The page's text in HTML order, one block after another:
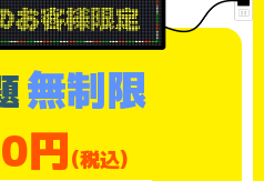
無制限
円(税込)